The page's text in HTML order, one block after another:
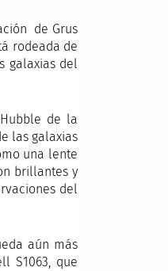
de Grus
rodeada de
galaxias del
de la
las galaxias
una lente
brillantes y
del
aún más
S1063, que